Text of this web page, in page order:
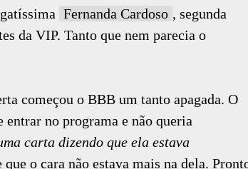
Fernanda Cardoso , segunda
da VIP. Tanto que nem parecia o
começou o BBB um tanto apagada. O
no programa e não queria
carta dizendo que ela estava
que o cara não estava mais na dela.